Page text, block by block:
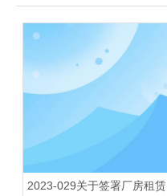
2023-029关于签署厂房租赁